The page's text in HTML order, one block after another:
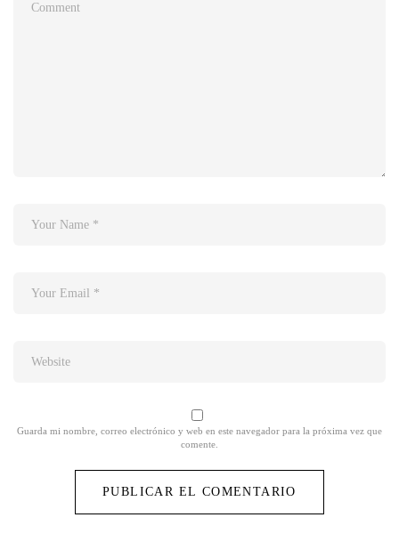
Guarda mi nombre, correo electrónico y web en este navegador para la próxima vez que
comente.